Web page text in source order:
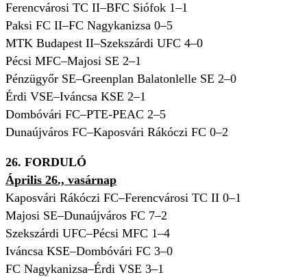
Ferencvárosi TC II–BFC Siófok 1–1
Paksi FC II–FC Nagykanizsa 0–5
MTK Budapest II–Szekszárdi UFC 4–0
Pécsi MFC–Majosi SE 2–1
Pénzügyőr SE–Greenplan Balatonlelle SE 2–0
Érdi VSE–Iváncsa KSE 2–1
Dombóvári FC–PTE-PEAC 2–5
Dunaújváros FC–Kaposvári Rákóczi FC 0–2
26. FORDULÓ
Április 26., vasárnap
Kaposvári Rákóczi FC–Ferencvárosi TC II 0–1
Majosi SE–Dunaújváros FC 7–2
Szekszárdi UFC–Pécsi MFC 1–4
Iváncsa KSE–Dombóvári FC 3–0
FC Nagykanizsa–Érdi VSE 3–1